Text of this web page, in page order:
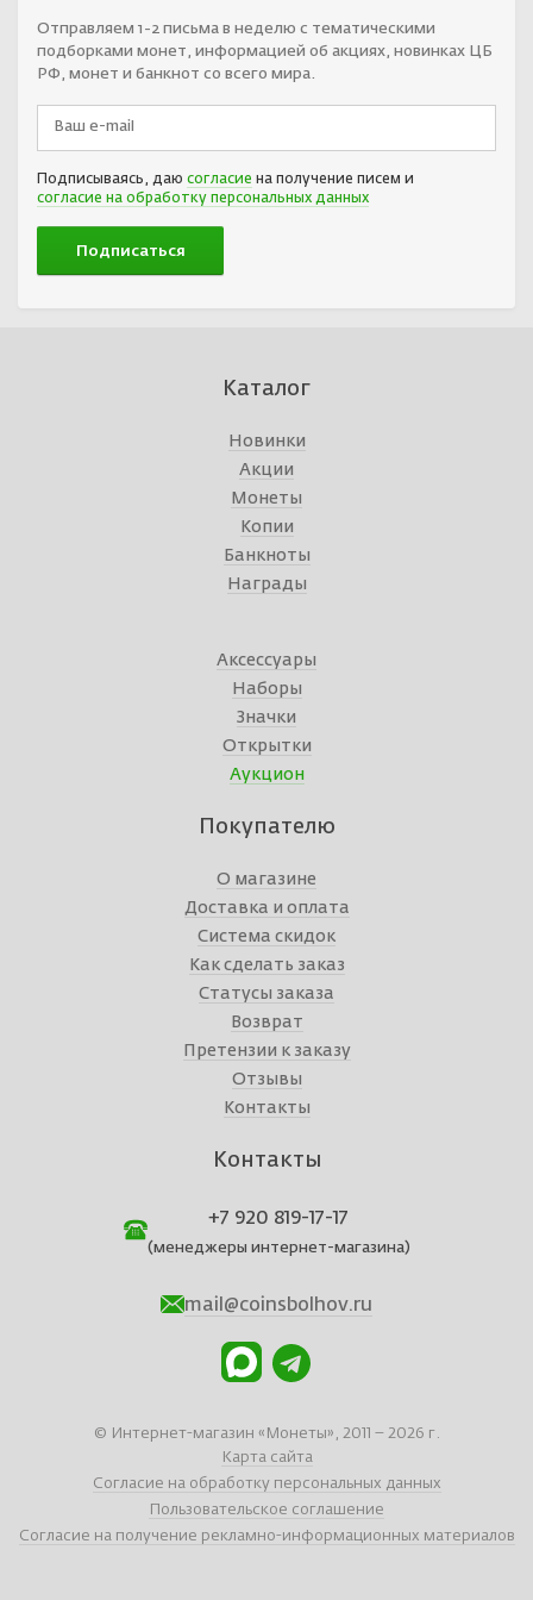
Отправляем 1-2 письма в неделю с тематическими
подборками монет, информацией об акциях, новинках ЦБ
РФ, монет и банкнот со всего мира.
Подписываясь, даю согласие на получение писем и
согласие на обработку персональных данных
Каталог
Новинки
Акции
Монеты
Копии
Банкноты
Награды
Аксессуары
Наборы
Значки
Открытки
Аукцион
Покупателю
О магазине
Доставка и оплата
Система скидок
Как сделать заказ
Статусы заказа
Возврат
Претензии к заказу
Отзывы
Контакты
Контакты
+7 920 819-17-17
(менеджеры интернет-магазина)
mail@coinsbolhov.ru
© Интернет-магазин «Монеты», 2011 – 2026 г.
Карта сайта
Согласие на обработку персональных данных
Пользовательское соглашение
Согласие на получение рекламно-информационных материалов